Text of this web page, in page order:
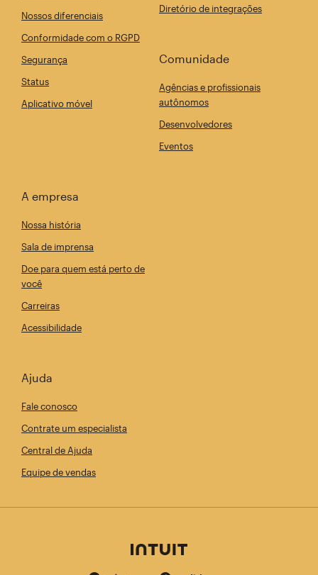
Nossos diferenciais
Conformidade com o RGPD
Segurança
Status
Aplicativo móvel
Diretório de integrações
Comunidade
Agências e profissionais
autônomos
Desenvolvedores
Eventos
A empresa
Nossa história
Sala de imprensa
Doe para quem está perto de
você
Carreiras
Acessibilidade
Ajuda
Fale conosco
Contrate um especialista
Central de Ajuda
Equipe de vendas